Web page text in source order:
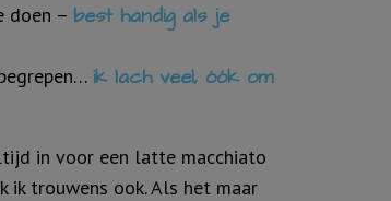
doen – best handig als je
ik lach veel, óók om
in voor een latte macchiato
ik trouwens ook. Als het maar